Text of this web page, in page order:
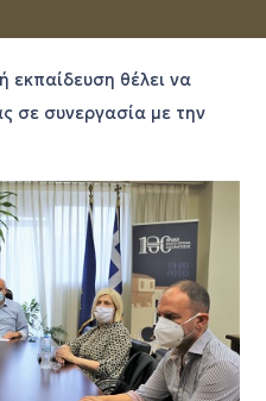
εκπαίδευση θέλει να
σε συνεργασία με την